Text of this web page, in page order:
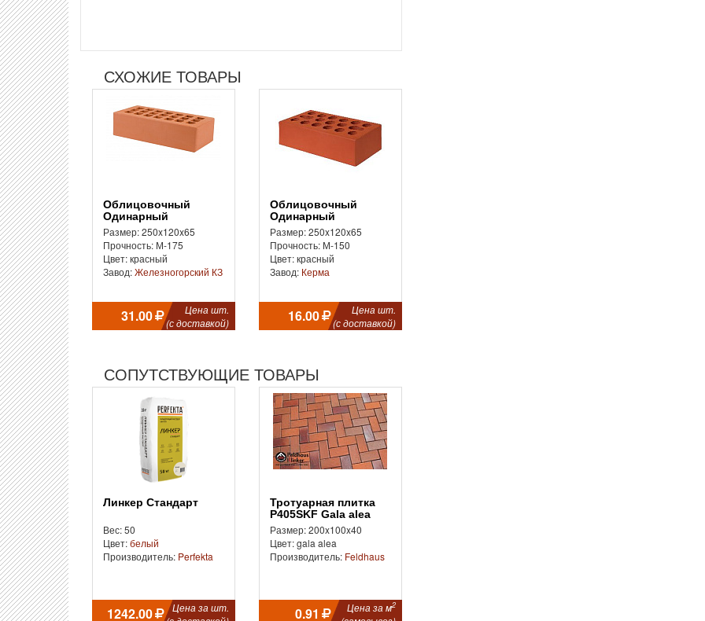
СХОЖИЕ ТОВАРЫ
Облицовочный
Одинарный
Размер: 250x120x65
Прочность: М-175
Цвет: красный
Завод:Железногорский КЗ
31.00
Цена шт.
(с доставкой)
Облицовочный
Одинарный
Размер: 250x120x65
Прочность: М-150
Цвет: красный
Завод: Керма
16.00
Цена шт.
(с доставкой)
СОПУТСТВУЮЩИЕ ТОВАРЫ
Линкер Стандарт
Вес: 50
Цвет:белый
Производитель: Perfekta
1242.00
Цена за шт.
Тротуарная плитка
P405SKF Gala alea
Размер: 200x100x40
Цвет: gala alea
Производитель: Feldhaus
0.91 Цена за м2